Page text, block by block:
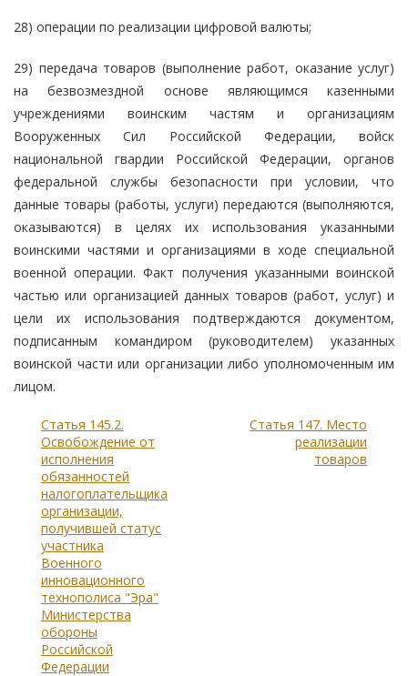
28) операции по реализации цифровой валюты;
29) передача товаров (выполнение работ, оказание услуг)
на безвозмездной основе являющимся казенными
учреждениями воинским частям и организациям
Вооруженных Сил Российской Федерации, войск
национальной гвардии Российской Федерации, органов
федеральной службы безопасности при условии, что
данные товары (работы, услуги) передаются (выполняются,
оказываются) в целях их использования указанными
воинскими частями и организациями в ходе специальной
военной операции. Факт получения указанными воинской
частью или организацией данных товаров (работ, услуг) и
цели их использования подтверждаются документом,
подписанным командиром (руководителем) указанных
воинской части или организации либо уполномоченным им
лицом.
Статья 145.2.
Освобождение от
исполнения
обязанностей
налогоплательщика
организации,
получившей статус
участника
Военного
инновационного
технополиса "Эра"
Министерства
обороны
Российской
Федерации
Статья 147. Место
реализации
товаров